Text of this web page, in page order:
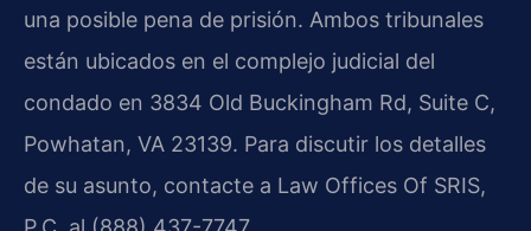
una posible pena de prisión. Ambos tribunales
están ubicados en el complejo judicial del
condado en 3834 Old Buckingham Rd, Suite C,
Powhatan, VA 23139. Para discutir los detalles
de su asunto, contacte a Law Offices Of SRIS,